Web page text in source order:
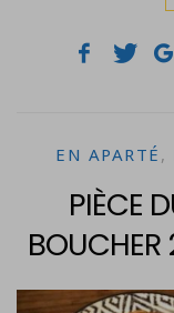
EN APARTÉ ,
PIÈCE
BOUCHER